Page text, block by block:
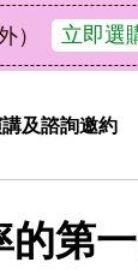
好禮，解油
及諮詢邀約
的第